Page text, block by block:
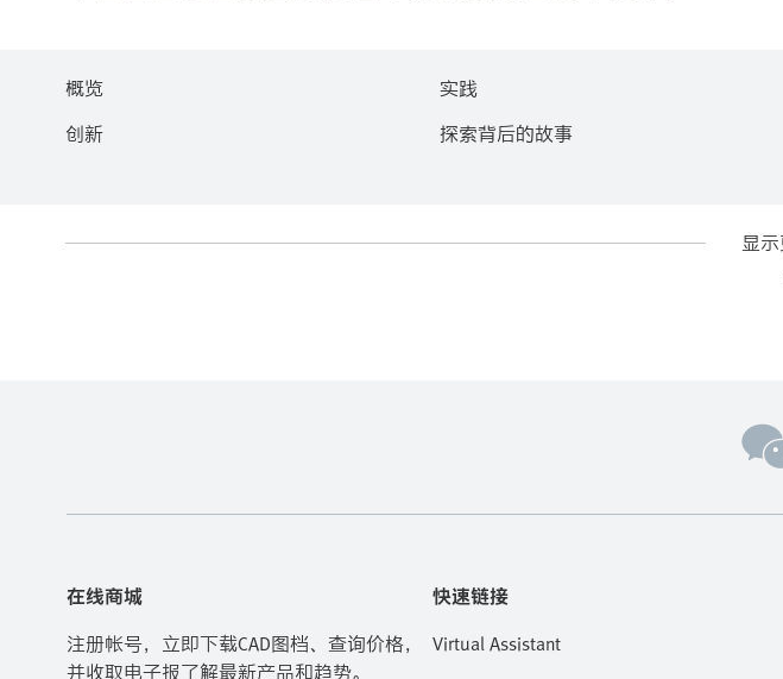
概览 实践
创新
探索背后的故事
显
在线商城
注册帐号，立即下载CAD图档、查询价格，
并收取电子报了解最新产品和趋势。
快速链接
Virtual Assistant